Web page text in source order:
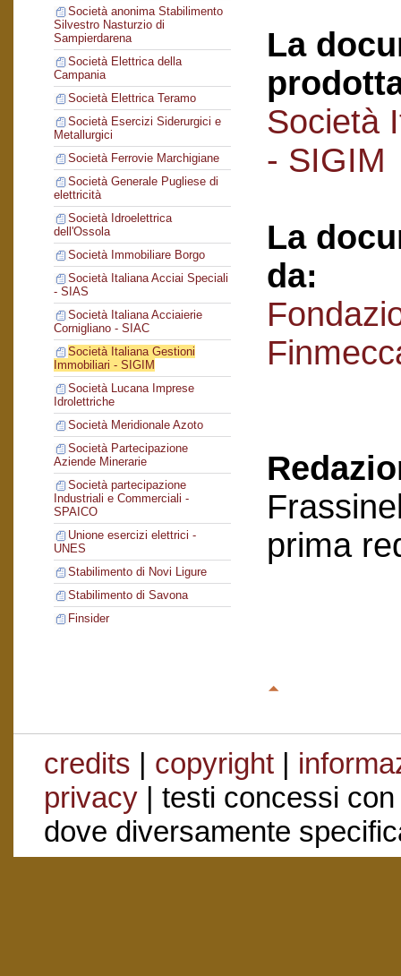
Società anonima Stabilimento
Silvestro Nasturzio di
Sampierdarena
Società Elettrica della
Campania
Società Elettrica Teramo
Società Esercizi Siderurgici e
Metallurgici
Società Ferrovie Marchigiane
Società Generale Pugliese di
elettricità
Società Idroelettrica
dell'Ossola
Società Immobiliare Borgo
Società Italiana Acciai Speciali
- SIAS
Società Italiana Acciaierie
Cornigliano - SIAC
Società Italiana Gestioni
Immobiliari - SIGIM
Società Lucana Imprese
Idrolettriche
Società Meridionale Azoto
Società Partecipazione
Aziende Minerarie
Società partecipazione
Industriali e Commerciali -
SPAICO
Unione esercizi elettrici -
UNES
Stabilimento di Novi Ligure
Stabilimento di Savona
Finsider
La
Società
- SIGIM
La
da:
prima
credits | copyright|
privacy| testi concessi
dove diversamente